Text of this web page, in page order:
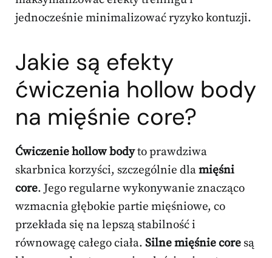
jednocześnie minimalizować ryzyko kontuzji.
Jakie są efekty
ćwiczenia hollow body
na mięśnie core?
Ćwiczenie hollow bodyto prawdziwa
skarbnica korzyści, szczególnie dlamięśni
core. Jego regularne wykonywanie znacząco
wzmacnia głębokie partie mięśniowe, co
przekłada się na lepszą stabilność i
równowagę całego ciała. Silne mięśnie core są